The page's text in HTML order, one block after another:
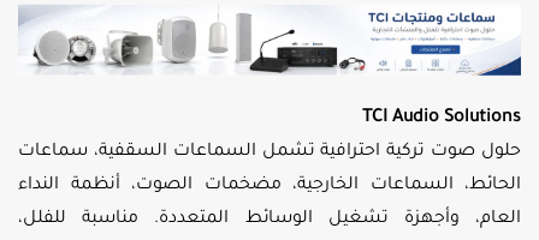
TCI Audio Solutions
حلول صوت تركية احترافية تشمل السماعات السقفية، سماعات
الحائط، السماعات الخارجية، مضخمات الصوت، أنظمة النداء
العام، وأجهزة تشغيل الوسائط المتعددة. مناسبة للفلل،